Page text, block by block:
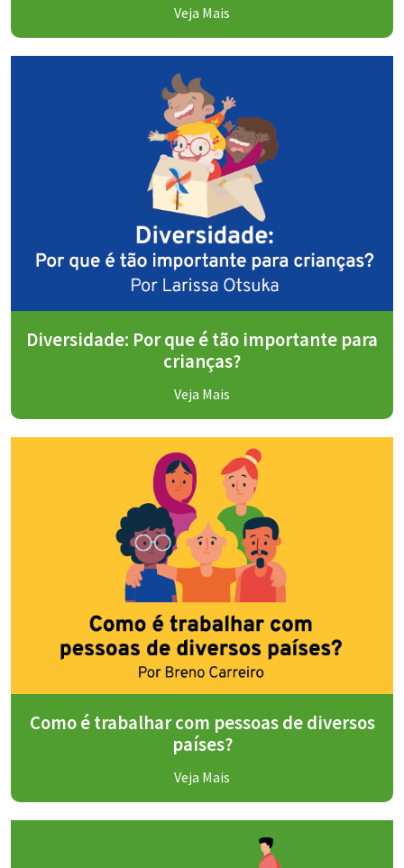
Veja Mais
Diversidade: Por que é tão importante para
crianças?
Veja Mais
Como é trabalhar com pessoas de diversos
países?
Veja Mais